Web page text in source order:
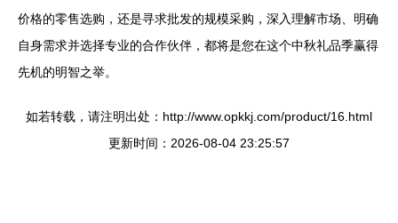
价格的零售选购，还是寻求批发的规模采购，深入理解市场、明确
自身需求并选择专业的合作伙伴，都将是您在这个中秋礼品季赢得
先机的明智之举。
如若转载，请注明出处：http://www.opkkj.com/product/16.html
更新时间：2026-08-04 23:25:57